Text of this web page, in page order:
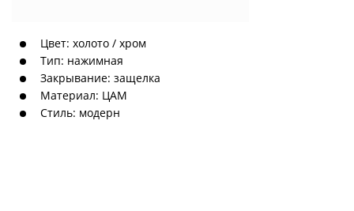
Цвет: холото / хром
Тип: нажимная
Закрывание: защелка
Материал: ЦАМ
Стиль: модерн